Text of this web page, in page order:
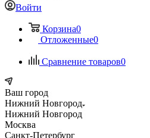
Войти
Корзина0
Отложенные0
Сравнение товаров0
Ваш город
Нижний Новгород
Нижний Новгород
Москва
Санкт-Петербург